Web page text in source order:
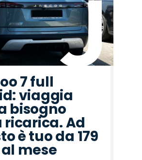
7 full
viaggia
bisogno
ricarica. Ad
è tuo da 179
mese